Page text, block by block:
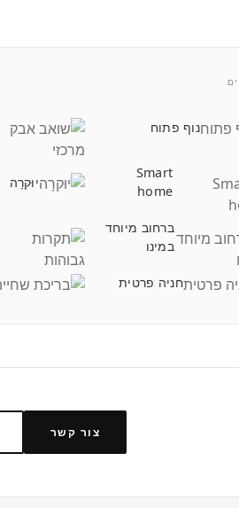
נוף פתוח
Smart
home
יוּקרָה
ברחוב מיוחד
במינו
חניה פרטית
צור קשר